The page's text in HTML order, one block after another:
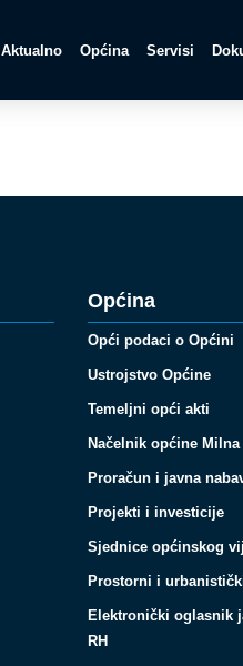
Aktualno Općina Servisi
Općina
Opći podaci o Općini
Ustrojstvo Općine
Temeljni opći akti
Načelnik općine Milna
Proračun i javna
Projekti i investicije
Sjednice općinskog
Prostorni i
Elektronički oglasnik
RH